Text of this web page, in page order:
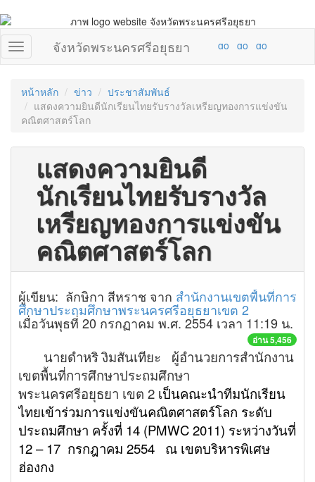
จังหวัดพระนครศรีอยุธยา
หน้าหลัก ข่าว
ประชาสัมพันธ์
แสดงความยินดีนักเรียนไทยรับรางวัลเหรียญทองการแข่งขัน
คณิตศาสตร์โลก
แสดงความยินดี
นักเรียนไทยรับรางวัล
เหรียญทองการแข่งขัน
คณิตศาสตร์โลก
ผู้เขียน: ลักษิกา สีหราช จาก สำนักงานเขตพื้นที่การ
ศึกษาประถมศึกษาพระนครศรีอยุธยาเขต 2
เมื่อวันพุธที่ 20 กรกฏาคม พ.ศ. 2554 เวลา 11:19 น.
อ่าน 5,456
นายดำหริ งิมสันเทียะ ผู้อำนวยการสำนักงาน
เขตพื้นที่การศึกษาประถมศึกษา
พระนครศรีอยุธยา เขต 2 เป็นคณะนำทีมนักเรียน
ไทยเข้าร่วมการแข่งขันคณิตศาสตร์โลก ระดับ
ประถมศึกษา ครั้งที่ 14 (PMWC 2011) ระหว่างวันที่
12 – 17 กรกฎาคม 2554 ณ เขตบริหารพิเศษ
ฮ่องกง